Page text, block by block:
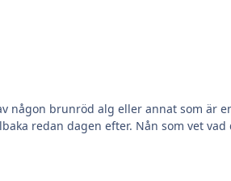
redan dagen efter. Nån som vet